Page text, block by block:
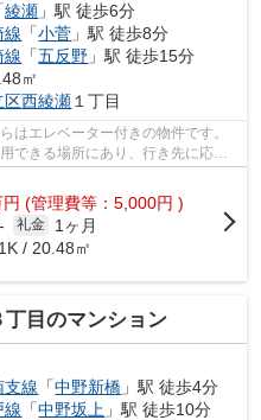
綾瀬 」駅 徒歩6分
線 「小菅 」駅 徒歩8分
線 「五反野 」駅 徒歩15分
㎡
区西綾瀬 １丁目
はエレベーター付きの物件です。
できる場所にあり、行き先に応じ
円 (管理費等：5,000円 )
- 礼金
1ヶ月
/ 20.48㎡
丁目のマンション
支線 「中野新橋 」駅 徒歩4分
線 「中野坂上 」駅 徒歩10分